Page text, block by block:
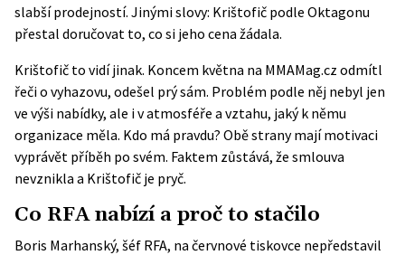
slabší prodejností. Jinými slovy: Krištofič podle Oktagonu
přestal doručovat to, co si jeho cena žádala.
Krištofič to vidí jinak. Koncem května na MMAMag.cz odmítl
řeči o vyhazovu, odešel prý sám. Problém podle něj nebyl jen
ve výši nabídky, ale i v atmosféře a vztahu, jaký k němu
organizace měla. Kdo má pravdu? Obě strany mají motivaci
vyprávět příběh po svém. Faktem zůstává, že smlouva
nevznikla a Krištofič je pryč.
Co RFA nabízí a proč to stačilo
Boris Marhanský, šéf RFA, na červnové tiskovce nepředstavil